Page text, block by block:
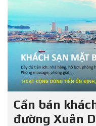
Cần bán
đường Xuân